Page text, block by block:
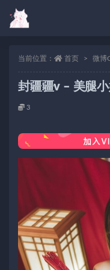
当前位置： 首页 微博
封疆疆v – 美腿
3